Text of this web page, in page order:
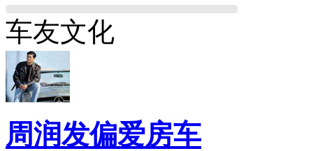
车友文化
周润发偏爱房车